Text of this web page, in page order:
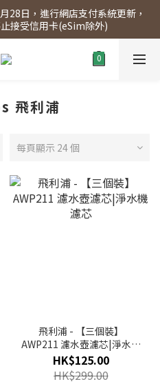
單95折!!!（優惠期至2026年12月
即免運費。
28日，進行網店支付系統更新，
接受信用卡(eSim除外)
單95折!!!（優惠期至2026年12月
即免運費。
飛利浦
每頁顯示 24 個
飛利浦 - 【三個裝】
AWP211 濾水壺濾芯|淨水機
濾芯
HK$125.00
HK$299.00